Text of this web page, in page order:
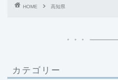
HOME 高知県
カテゴリー